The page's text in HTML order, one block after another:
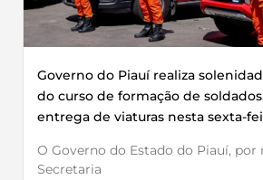
Governo do Piauí realiza
do curso de formação de
entrega de viaturas nesta sexta-
O Governo do Estado do Piauí, por
Secretaria